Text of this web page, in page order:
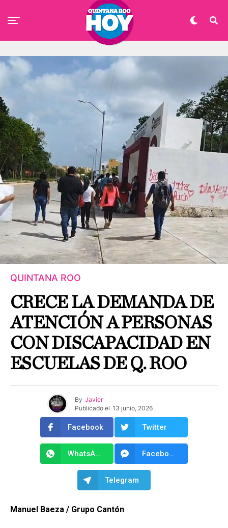
QUINTANA ROO
CRECE LA DEMANDA DE
ATENCIÓN A PERSONAS
CON DISCAPACIDAD EN
ESCUELAS DE Q. ROO
By Javier
Publicado el 13 junio, 2026
Facebook Twitter
WhatsApp Facebook Messenger
Telegram
Manuel Baeza / Grupo Cantón